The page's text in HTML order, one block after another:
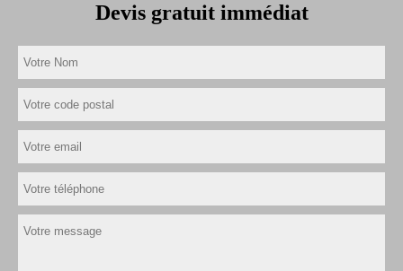
Devis gratuit immédiat